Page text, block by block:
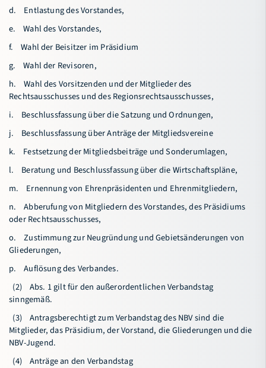
d. Entlastung des Vorstandes,
e. Wahl des Vorstandes,
f. Wahl der Beisitzer im Präsidium
g. Wahl der Revisoren,
h. Wahl des Vorsitzenden und der Mitglieder des
Rechtsausschusses und des Regionsrechtsausschusses,
i. Beschlussfassung über die Satzung und Ordnungen,
j. Beschlussfassung über Anträge der Mitgliedsvereine
k. Festsetzung der Mitgliedsbeiträge und Sonderumlagen,
l. Beratung und Beschlussfassung über die Wirtschaftspläne,
m. Ernennung von Ehrenpräsidenten und Ehrenmitgliedern,
n. Abberufung von Mitgliedern des Vorstandes, des Präsidiums
oder Rechtsausschusses,
o. Zustimmung zur Neugründung und Gebietsänderungen von
Gliederungen,
p. Auflösung des Verbandes.
(2) Abs. 1 gilt für den außerordentlichen Verbandstag
sinngemäß.
(3) Antragsberechtigt zum Verbandstag des NBV sind die
Mitglieder, das Präsidium, der Vorstand, die Gliederungen und die
NBV-Jugend.
(4) Anträge an den Verbandstag